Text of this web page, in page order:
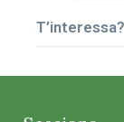
T’interessa?